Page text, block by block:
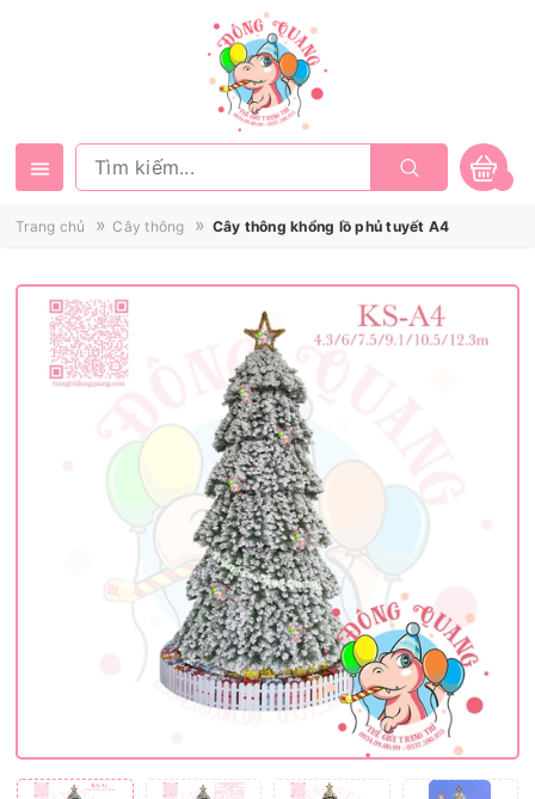
Trang chủ »Cây thông » Cây thông khổng lồ phủ tuyết A4